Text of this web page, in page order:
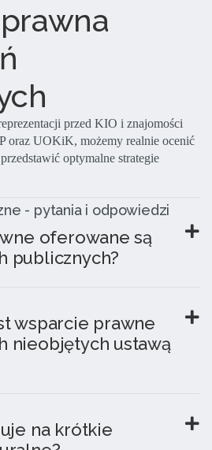
przed KIO i znajomości
oraz UOKiK, możemy realnie ocenić
optymalne strategie
- pytania i odpowiedzi
oferowane są
publicznych?
wsparcie prawne
nieobjętych ustawą
na krótkie